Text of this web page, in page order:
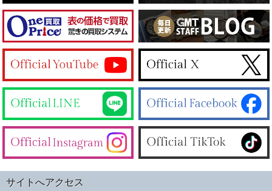
サイトへアクセス